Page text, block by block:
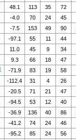
48.1 113 35 72
-4.0 70 24 45
-7.5 153 49 90
-97.1 55 11 44
11.0 45 9 34
9.3 66 18 47
-71.9 83 19 58
-112.4 31 4 26
-20.5 71 21 47
-94.5 53 12 40
-36.9 136 40 86
-41.2 74 24 46
-95.2 85 24 56